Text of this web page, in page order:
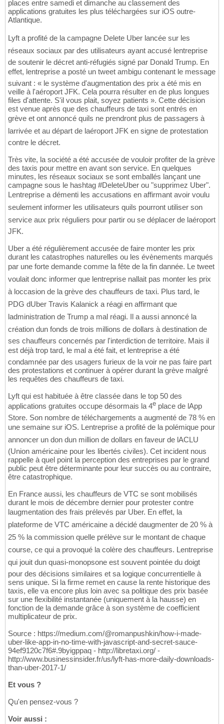
places entre samedi et dimanche au classement des
applications gratuites les plus téléchargées sur iOS outre-
Atlantique.
Lyft a profité de la campagne Delete Uber lancée sur les
réseaux sociaux par des utilisateurs ayant accusé lentreprise
de soutenir le décret anti-réfugiés signé par Donald Trump. En
effet, lentreprise a posté un tweet ambigu contenant le message
suivant : « le système d'augmentation des prix a été mis en
veille à l'aéroport JFK. Cela pourra résulter en de plus longues
files d'attente. S'il vous plait, soyez patients ». Cette décision
est venue après que des chauffeurs de taxi sont entrés en
grève et ont annoncé quils ne prendront plus de passagers à
larrivée et au départ de laéroport JFK en signe de protestation
contre le décret.
Très vite, la société a été accusée de vouloir profiter de la grève
des taxis pour mettre en avant son service. En quelques
minutes, les réseaux sociaux se sont emballés lançant une
campagne sous le hashtag #DeleteUber ou "supprimez Uber".
Lentreprise a démenti les accusations en affirmant avoir voulu
seulement informer les utilisateurs quils pourront utiliser son
service aux prix réguliers pour partir ou se déplacer de laéroport
JFK.
Uber a été régulièrement accusée de faire monter les prix
durant les catastrophes naturelles ou les évènements marqués
par une forte demande comme la fête de la fin dannée. Le tweet
voulait donc informer que lentreprise nallait pas monter les prix
à loccasion de la grève des chauffeurs de taxi. Plus tard, le
PDG dUber Travis Kalanick a réagi en affirmant que
ladministration de Trump a mal réagi. Il a aussi annoncé la
création dun fonds de trois millions de dollars à destination de
ses chauffeurs concernés par l'interdiction de territoire. Mais il
est déjà trop tard, le mal a été fait, et lentreprise a été
condamnée par des usagers furieux de la voir ne pas faire part
des protestations et continuer à opérer durant la grève malgré
les requêtes des chauffeurs de taxi.
Lyft qui est habituée à être classée dans le top 50 des
applications gratuites occupe désormais la 4e place de lApp
Store. Son nombre de téléchargements a augmenté de 78 % en
une semaine sur iOS. Lentreprise a profité de la polémique pour
annoncer un don dun million de dollars en faveur de lACLU
(Union américaine pour les libertés civiles). Cet incident nous
rappelle à quel point la perception des entreprises par le grand
public peut être déterminante pour leur succès ou au contraire,
être catastrophique.
En France aussi, les chauffeurs de VTC se sont mobilisés
durant le mois de décembre dernier pour protester contre
laugmentation des frais prélevés par Uber. En effet, la
plateforme de VTC américaine a décidé daugmenter de 20 % à
25 % la commission quelle prélève sur le montant de chaque
course, ce qui a provoqué la colère des chauffeurs. Lentreprise
qui jouit dun quasi-monopsone est souvent pointée du doigt
pour des décisions similaires et sa logique concurrentielle à
sens unique. Si la firme remet en cause la rente historique des
taxis, elle va encore plus loin avec sa politique des prix basée
sur une flexibilité instantanée (uniquement à la hausse) en
fonction de la demande grâce à son système de coefficient
multiplicateur de prix.
Source : https://medium.com/@romanpushkin/how-i-made-
uber-like-app-in-no-time-with-javascript-and-secret-sauce-
94ef9120c7f6#.9byigppaq - http://libretaxi.org/ -
http://www.businessinsider.fr/us/lyft-has-more-daily-downloads-
than-uber-2017-1/
Et vous ?
Qu'en pensez-vous ?
Voir aussi :